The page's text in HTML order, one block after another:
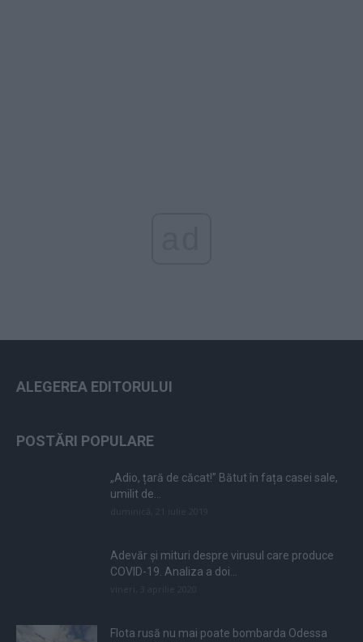
ALEGEREA EDITORULUI
POSTĂRI POPULARE
„Adio, țară de căcat!” Bătut în fața casei sale,
umilit de...
Adevăr și mituri despre virusul care produce
COVID-19. Analiza a doi...
Flota rusă nu mai poate bombarda Odessa